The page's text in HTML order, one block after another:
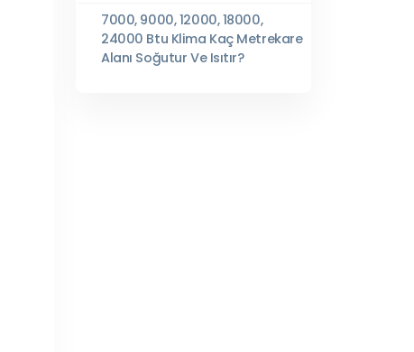
7000, 9000, 12000, 18000,
24000 Btu Klima Kaç Metrekare
Alanı Soğutur Ve Isıtır?